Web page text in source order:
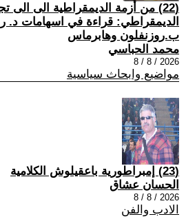
(22) من أزمة الديمقراطية الى الى
الديمقراطي: قراءة في اسهامات د.
ب.روزنفلون وهابرماس
محمد الحباسي
2026 / 8 / 8
مواضيع وابحاث سياسية
(23) إمبراطورية باعقيلوش الكلامية
الحسان عشاق
2026 / 8 / 8
الادب والفن